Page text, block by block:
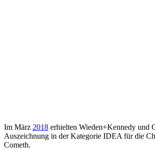
Im März 2018 erhielten Wieden+Kennedy und
Auszeichnung in der Kategorie IDEA für die
Cometh.